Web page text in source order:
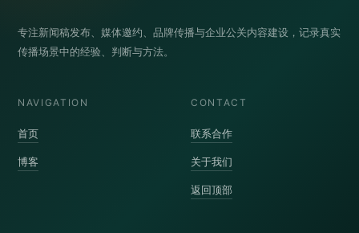
专注新闻稿发布、媒体邀约、品牌传播与企业公关内容建设，记录真实
传播场景中的经验、判断与方法。
NAVIGATION
首页
博客
CONTACT
联系合作
关于我们
返回顶部